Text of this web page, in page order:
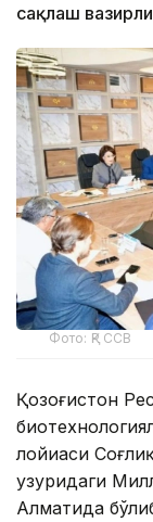
сақлаш
Фото: ҚР ССВ
Қозоғистон
лойиҳаси
ҳузуридаги
Алматида